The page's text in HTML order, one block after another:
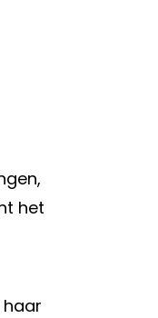
het
haar